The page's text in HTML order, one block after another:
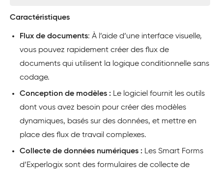
Caractéristiques
Flux de documents: À l’aide d’une interface visuelle,
vous pouvez rapidement créer des flux de
documents qui utilisent la logique conditionnelle sans
codage.
Conception de modèles : Le logiciel fournit les outils
dont vous avez besoin pour créer des modèles
dynamiques, basés sur des données, et mettre en
place des flux de travail complexes.
Collecte de données numériques : Les Smart Forms
d’Experlogix sont des formulaires de collecte de